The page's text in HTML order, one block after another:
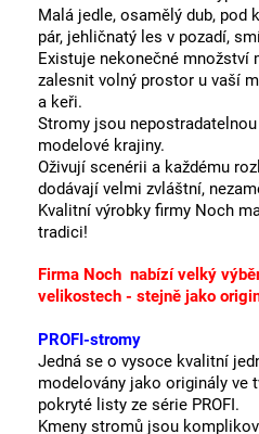
Malá jedle, osamělý dub, pod
pár, jehličnatý les v pozadí,
Existuje nekonečné množství
zalesnit volný prostor u vaší
a keři.
Stromy jsou
modelové krajiny.
Oživují scenérii a každému
dodávají velmi zvláštní,
Kvalitní výrobky firmy Noch
tradici!
Firma Noch nabízí velký
velikostech - stejně jako
PROFI-stromy
Jedná se o vysoce kvalitní
modelovány jako originály ve
pokryté listy ze série PROFI.
Kmeny stromů jsou